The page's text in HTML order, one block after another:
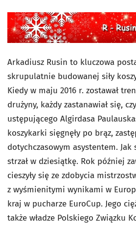
Arkadiusz Rusin to kluczowa
skrupulatnie budowanej siły
Kiedy w maju 2016 r. zostawał
drużyny, każdy zastanawiał się,
ustępującego Algirdasa
koszykarki sięgnęły po brąz,
dotychczasowym asystentem. Jak
strzał w dziesiątkę. Rok później
cieszyły się ze zdobycia
z wyśmienitymi wynikami w
kraj w pucharze EuroCup. Jego
także władze Polskiego Związku